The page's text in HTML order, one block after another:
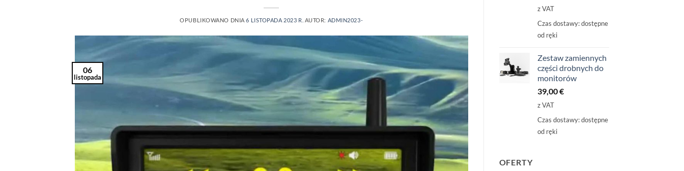
OPUBLIKOWANO DNIA6 LISTOPADA 2023 R. AUTOR: ADMIN2023-
06
listopada
599,00
469,00
z VAT
Czas dostawy:dostępne
od ręki
Zestaw zamiennych
części drobnych do
monitorów
39,00€
z VAT
Czas dostawy:dostępne
od ręki
OFERTY